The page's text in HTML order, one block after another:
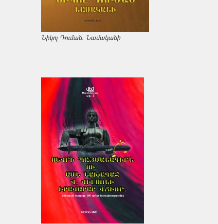
Նիկոլ Դուման. Նամականի